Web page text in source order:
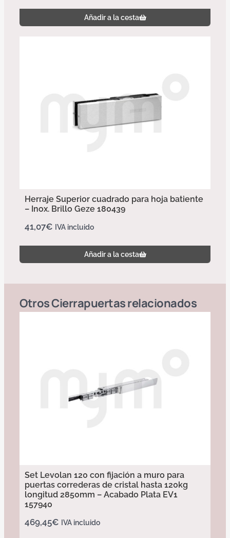
Añadir a la cesta
Herraje Superior cuadrado para hoja batiente
– Inox. Brillo Geze 180439
41,07€ IVA incluido
Añadir a la cesta
OtrosCierrapuertasrelacionados
Set Levolan 120 con fijación a muro para
puertas correderas de cristal hasta 120kg
longitud 2850mm – Acabado Plata EV1
157940
469,45€ IVA incluido